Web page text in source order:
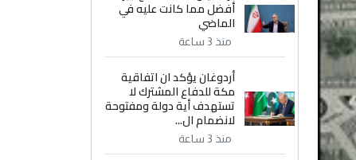
أفضل مما كانت عليه في
الماضي
منذ 3 ساعة
أردوغان يؤكد ان اتفاقية
مكة للدفاع المشترك لا
تستهدف أية دولة ومفتوحة
لانضمام ال...
منذ 3 ساعة